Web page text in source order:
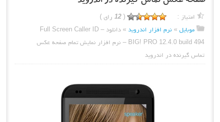
امتیاز : (
12 رای )
موبایل »نرم افزار اندروید »
دانلود Full Screen Caller ID –
BIG! PRO 12.4.0 build 494 – نرم افزار نمایش تمام صفحه عکس
تماس گیرنده در اندروید